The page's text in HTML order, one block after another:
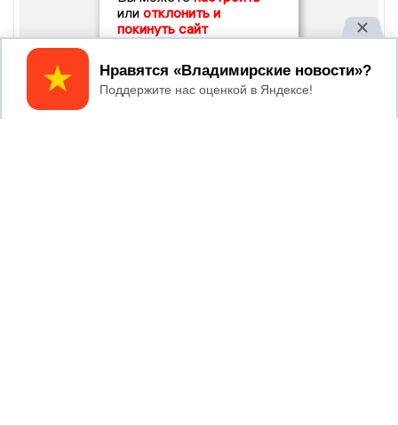
или отклонить и
покинуть сайт
Принять